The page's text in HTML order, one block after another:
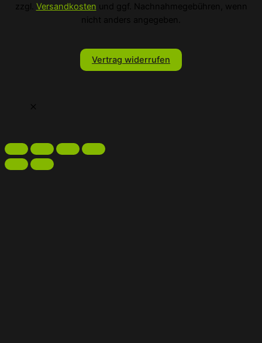
zzgl. Versandkosten und ggf. Nachnahmegebühren, wenn
nicht anders angegeben.
Vertrag widerrufen